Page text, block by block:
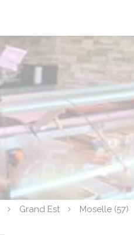
Grand Est Moselle (57)